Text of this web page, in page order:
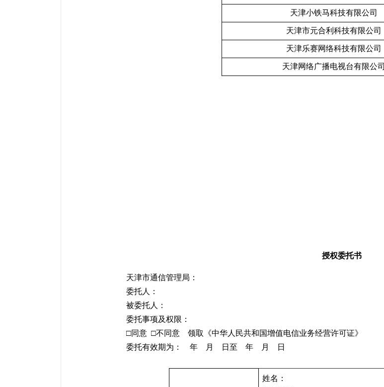
天津小铁马科技有限公司
天津市元合利科技有限公司
天津乐赛网络科技有限公司
天津网络广播电视台有限公司
授权委托书
天津市通信管理局：
委托人：
被委托人：
委托事项及权限：
□同意 □不同意 领取《中华人民共和国增值电信业务经营许可证》
委托有效期为： 年 月 日至 年 月 日
姓名：